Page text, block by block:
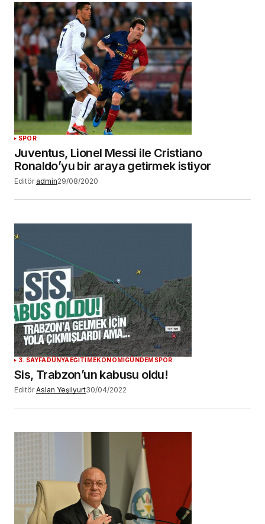
SPOR
Juventus, Lionel Messi ile Cristiano
Ronaldo’yu bir araya getirmek istiyor
Editör admin29/08/2020
3. SAYFA DÜNYA EĞİTİMEKONOMİGÜNDEM SPOR
Sis, Trabzon’un kabusu oldu!
Editör Aslan Yeşilyurt30/04/2022